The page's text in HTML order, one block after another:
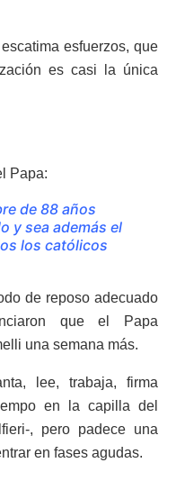
esfuerzos, que
es casi la única
Papa:
de 88 años
y sea además el
los católicos
de reposo adecuado
que el Papa
una semana más.
lee, trabaja, firma
en la capilla del
, pero padece una
en fases agudas.